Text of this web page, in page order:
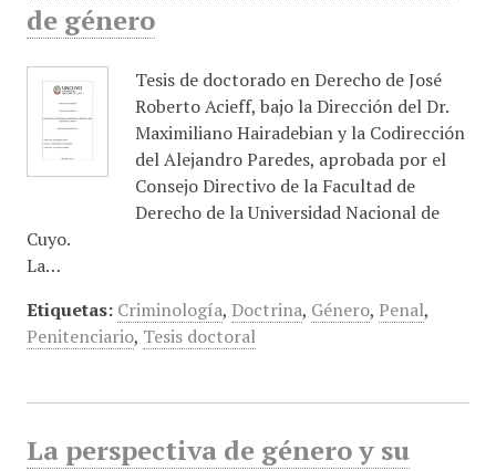
de género
Tesis de doctorado en Derecho de José
Roberto Acieff, bajo la Dirección del Dr.
Maximiliano Hairadebian y la Codirección
del Alejandro Paredes, aprobada por el
Consejo Directivo de la Facultad de
Derecho de la Universidad Nacional de
Cuyo.
La…
Etiquetas: Criminología, Doctrina, Género, Penal,
Penitenciario, Tesis doctoral
La perspectiva de género y su